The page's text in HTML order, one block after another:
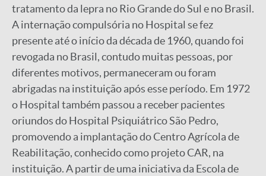
tratamento da lepra no Rio Grande do Sul e no Brasil.
A internação compulsória no Hospital se fez
presente até o início da década de 1960, quando foi
revogada no Brasil, contudo muitas pessoas, por
diferentes motivos, permaneceram ou foram
abrigadas na instituição após esse período. Em 1972
o Hospital também passou a receber pacientes
oriundos do Hospital Psiquiátrico São Pedro,
promovendo a implantação do Centro Agrícola de
Reabilitação, conhecido como projeto CAR, na
instituição. A partir de uma iniciativa da Escola de